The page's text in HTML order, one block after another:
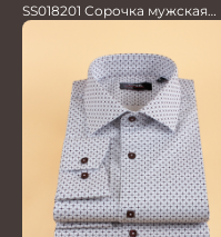
SS018201 Сорочка мужская
GROSTYLE PRIME